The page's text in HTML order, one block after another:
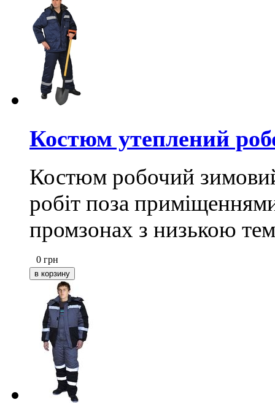
Костюм утеплений
Костюм робочий
робіт поза
промзонах з низькою
0 грн